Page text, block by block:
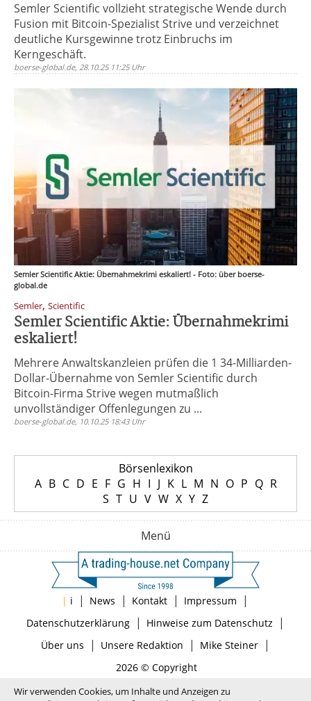
Semler Scientific vollzieht strategische Wende durch
Fusion mit Bitcoin-Spezialist Strive und verzeichnet
deutliche Kursgewinne trotz Einbruchs im
Kerngeschäft.
boerse-global.de, 28.10.25 11:25 Uhr
Semler Scientific Aktie: Übernahmekrimi eskaliert! - Foto: über boerse-
global.de
Semler, Scientific
Semler Scientific Aktie: Übernahmekrimi
eskaliert!
Mehrere Anwaltskanzleien prüfen die 1 34-Milliarden-
Dollar-Übernahme von Semler Scientific durch
Bitcoin-Firma Strive wegen mutmaßlich
unvollständiger Offenlegungen zu ...
boerse-global.de, 10.10.25 18:43 Uhr
Börsenlexikon
A B C D E F G H I J K L M N O P Q R
S T U V W X Y Z
Menü
| i | News | Kontakt | Impressum |
Datenschutzerklärung| Hinweise zum Datenschutz |
Über uns | Unsere Redaktion | Mike Steiner|
2026 © Copyright
Wir verwenden Cookies, um Inhalte und Anzeigen zu